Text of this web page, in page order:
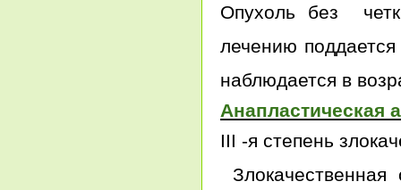
Опухоль без
лечению
наблюдается в
Анапластическая
III -я степень